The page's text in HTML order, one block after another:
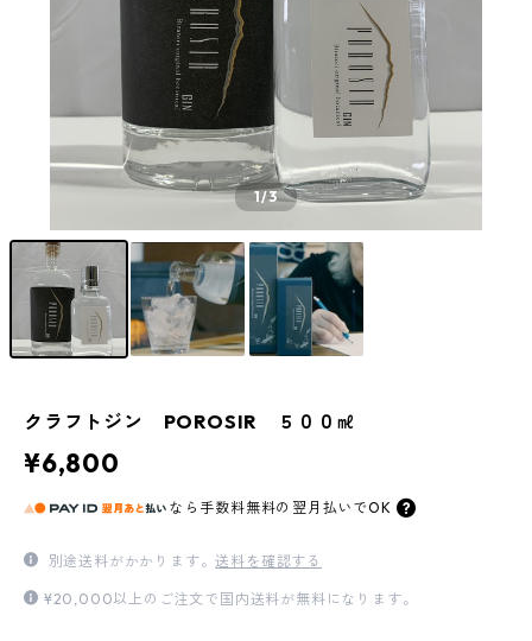
1/3
クラフトジン POROSIR ５００㎖
¥6,800
なら 手数料無料の 翌月払いでOK
別途送料がかかります。送料を確認する
¥20,000以上のご注文で国内送料が無料になります。